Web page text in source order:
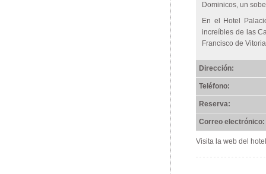
Dominicos, un
En el Hotel
increíbles de las
Francisco de
Dirección:
Teléfono:
Reserva:
Correo electrónico:
Visita la web del